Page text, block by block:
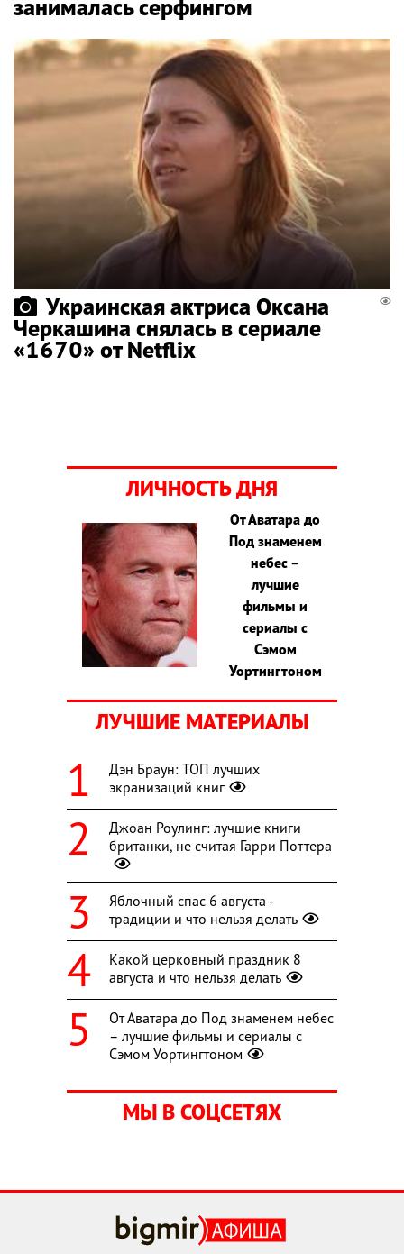
занималась серфингом
Украинская актриса Оксана
Черкашина снялась в сериале
«1670» от Netflix
ЛИЧНОСТЬ ДНЯ
От Аватара до
Под знаменем
небес –
лучшие
фильмы и
сериалы с
Сэмом
Уортингтоном
ЛУЧШИЕ МАТЕРИАЛЫ
Дэн Браун: ТОП лучших
экранизаций книг
Джоан Роулинг: лучшие книги
британки, не считая Гарри Поттера
Яблочный спас 6 августа -
традиции и что нельзя делать
Какой церковный праздник 8
августа и что нельзя делать
От Аватара до Под знаменем небес
– лучшие фильмы и сериалы с
Сэмом Уортингтоном
МЫ В СОЦСЕТЯХ